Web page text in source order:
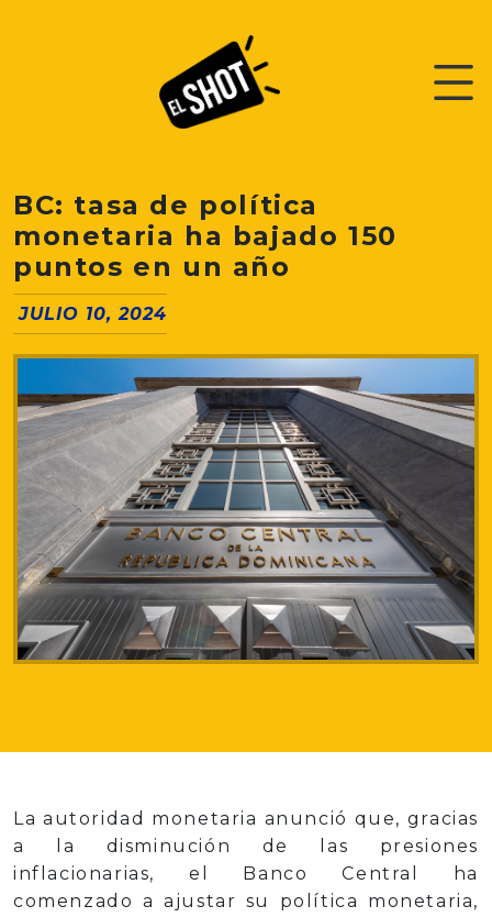
BC: tasa de política
monetaria ha bajado 150
puntos en un año
JULIO 10, 2024
La autoridad monetaria anunció que, gracias
a la disminución de las presiones
inflacionarias, el Banco Central ha
comenzado a ajustar su política monetaria,